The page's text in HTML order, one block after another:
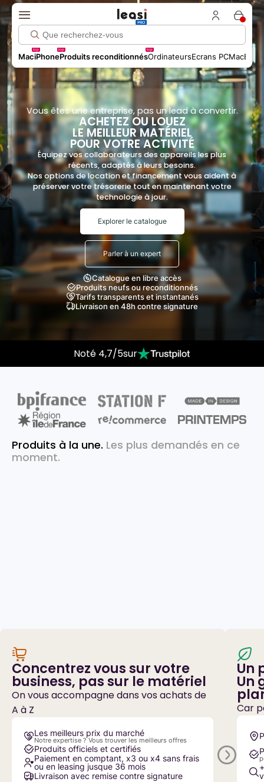
Mac
top
iPhone
top
Produits reconditionnés
top
OrdinateursEcrans PCMacBook
Vous êtes une entreprise, pas un lead à convertir.
ACHETEZ OU LOUEZ
LE MEILLEURMATÉRIEL
POUR VOTRE ACTIVITÉ
Équipez vos collaborateurs des appareils les plus
récents, adaptés à leurs besoins.
Nos options de location et financement vous aident à
préserver votre trésorerie tout en maintenant votre
technologie à jour.
Explorer le catalogue
Parler à un expert
Catalogue en libre accès
Produits neufs ou reconditionnés
Tarifs transparents et instantanés
Livraison en 48h contre signature
Noté 4,7/5sur
Produits à la une. Les plus demandés en ce
moment.
Concentrez vous sur votre
business, pas sur le matériel
On vous accompagne dans vos achats de
A à Z
Les meilleurs prix du marché
Notre expertise ? Vous trouver les meilleurs offres
Produits officiels et certifiés
Paiement en comptant, x3 ou x4 sans frais
ou en leasing jusque 36 mois
Livraison avec remise contre signature
Un
Un
Car